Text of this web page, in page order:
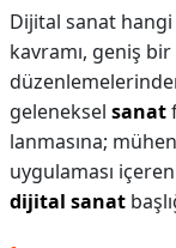
Dijital sanat hangi
kavramı, geniş bir
geleneksel sanat
lanmasına;
uygulaması
dijital sanat